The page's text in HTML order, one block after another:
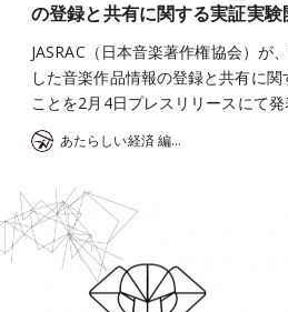
の登録と共有に関する実証実験
JASRAC（日本音楽著作権協会）が
した音楽作品情報の登録と共有に
ことを2月4日プレスリリースにて発
あたらしい経済 編集部